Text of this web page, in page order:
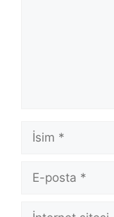
İsim
posta
İnternet